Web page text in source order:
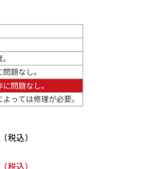
（税込）
（税込）